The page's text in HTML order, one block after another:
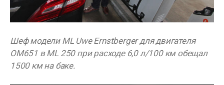
Шеф модели ML Uwe Ernstberger для двигателя
OM651 в ML 250 при расходе 6,0 л/100 км обещал
1500 км на баке.